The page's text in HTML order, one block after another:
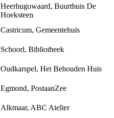
Heerhugowaard, Buurthuis De
Hoeksteen
Castricum, Gemeentehuis
Schoorl, Bibliotheek
Oudkarspel, Het Behouden Huis
Egmond, PostaanZee
Alkmaar, ABC Atelier